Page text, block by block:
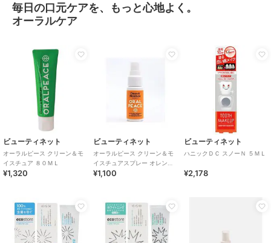
毎日の口元ケアを、もっと心地よく。
オーラルケア
ビューティネット
オーラルピース クリーン＆モ
イスチュア ８０ＭＬ
¥1,320
ビューティネット
オーラルピース クリーン＆モ
イスチュアスプレー オレンジ
３０ＭＬ
¥1,100
ビューティネット
ハニックＤＣ スノーＮ ５ＭＬ
¥2,178